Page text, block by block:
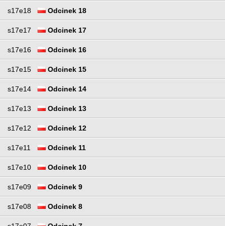
s17e18 Odcinek 18
s17e17 Odcinek 17
s17e16 Odcinek 16
s17e15 Odcinek 15
s17e14 Odcinek 14
s17e13 Odcinek 13
s17e12 Odcinek 12
s17e11 Odcinek 11
s17e10 Odcinek 10
s17e09 Odcinek 9
s17e08 Odcinek 8